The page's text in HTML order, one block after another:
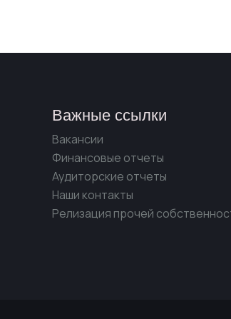
Важные ссылки
Вакансии
Финансовые отчеты
Аудиторские отчеты
Наши контакты
Релизация прочей